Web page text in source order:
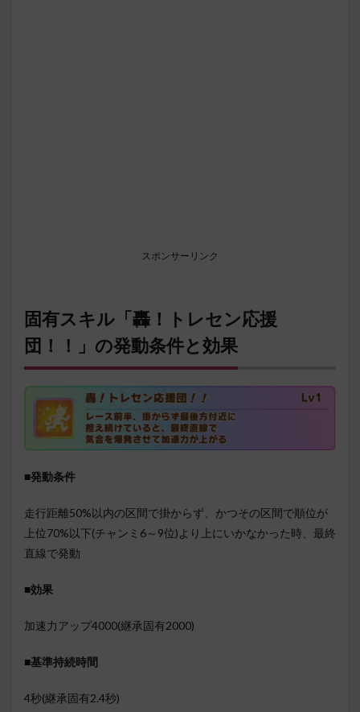
スポンサーリンク
固有スキル「轟！トレセン応援
団！！」の発動条件と効果
■発動条件
走行距離50%以内の区間で掛からず、かつその区間で順位が
上位70%以下(チャンミ6～9位)より上にいかなかった時、最終
直線で発動
■効果
加速力アップ4000(継承固有2000)
■基準持続時間
4秒(継承固有2.4秒)